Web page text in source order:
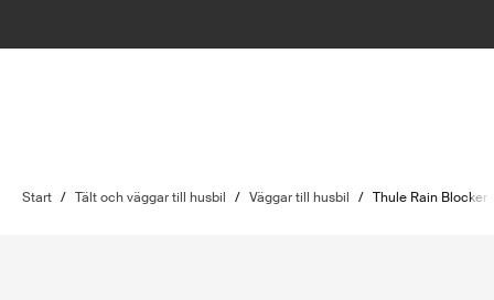
Start / Tält och väggar till husbil / Väggar till husbil / Thule Rain Blocker